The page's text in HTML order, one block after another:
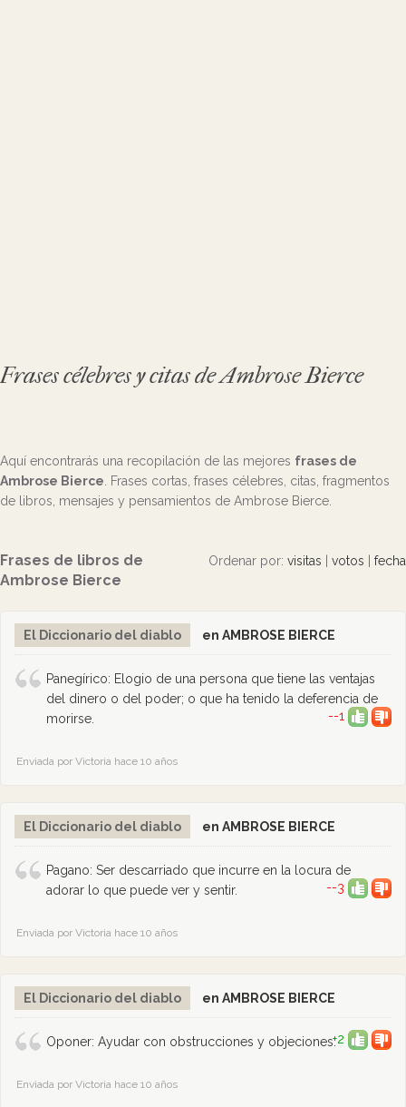
Frases célebres y citas de Ambrose Bierce
Aquí encontrarás una recopilación de las mejores frases de
Ambrose Bierce . Frases cortas, frases célebres, citas, fragmentos
de libros, mensajes y pensamientos de Ambrose Bierce.
Ordenar por: visitas votos fecha
Frases de libros de
Ambrose Bierce
El Diccionario del diablo en AMBROSE BIERCE
Panegírico: Elogio de una persona que tiene las ventajas
del dinero o del poder; o que ha tenido la deferencia de
morirse.
--1
Enviada por Victoria hace 10 años
El Diccionario del diablo en AMBROSE BIERCE
Pagano: Ser descarriado que incurre en la locura de
adorar lo que puede ver y sentir.
--3
Enviada por Victoria hace 10 años
El Diccionario del diablo en AMBROSE BIERCE
Oponer: Ayudar con obstrucciones y objeciones.+2
Enviada por Victoria hace 10 años